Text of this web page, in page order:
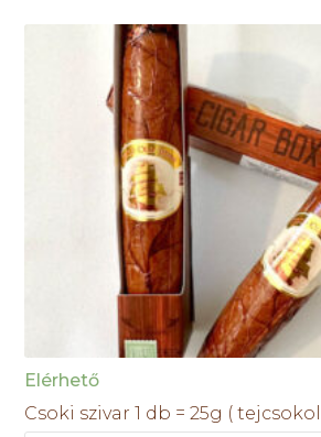
Elérhető
Csoki szivar 1 db = 25g (